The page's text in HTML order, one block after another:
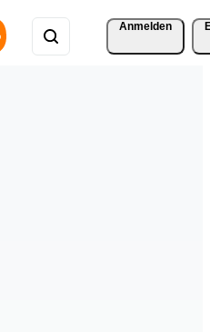
Anmelden